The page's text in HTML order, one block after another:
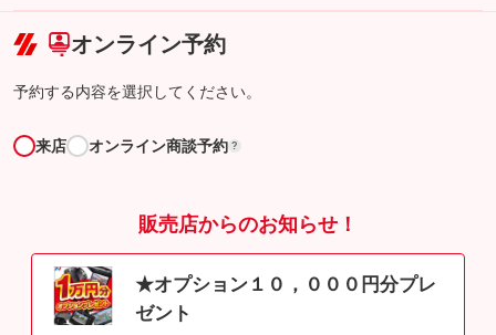
こちら
オンライン予約
予約する内容を選択してください。
来店 オンライン商談予約 ?
販売店からのお知らせ！
★オプション１０，０００円分プレ
ゼント